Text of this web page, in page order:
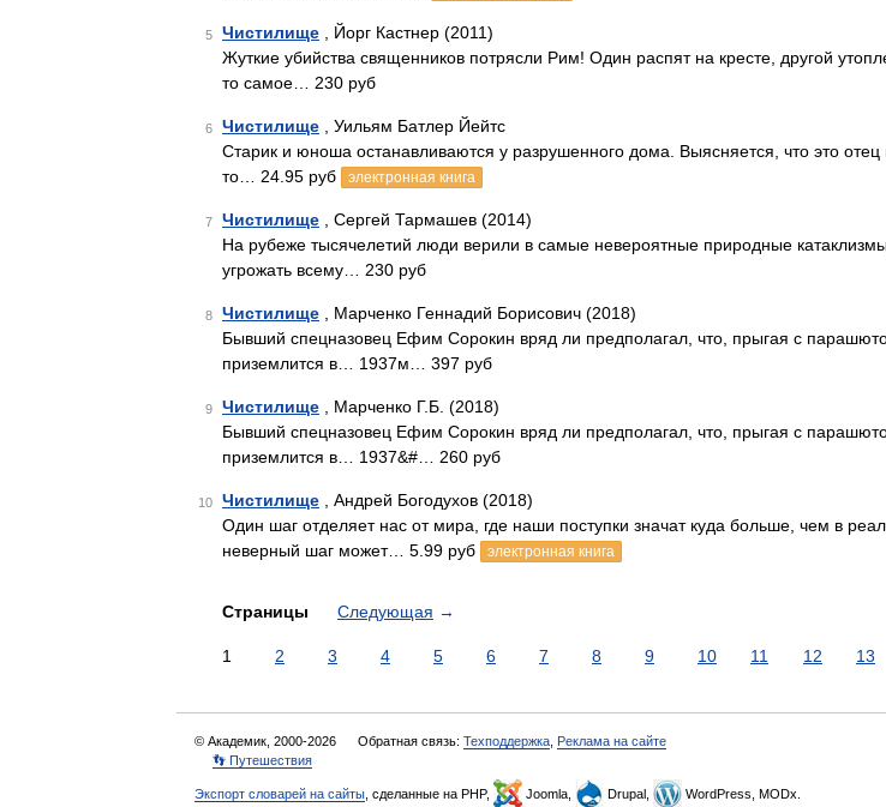
5 Чистилище , Йорг Кастнер (2011)
Жуткие убийства священников потрясли Рим! Один распят на кресте, другой
то самое… 230 руб
6 Чистилище , Уильям Батлер Йейтс
Старик и юноша останавливаются у разрушенного дома. Выясняется, что это отец
то… 24.95 руб
электронная книга
7 Чистилище , Сергей Тармашев (2014)
На рубеже тысячелетий люди верили в самые невероятные природные
угрожать всему… 230 руб
8 Чистилище , Марченко Геннадий Борисович (2018)
Бывший спецназовец Ефим Сорокин вряд ли предполагал, что, прыгая с
приземлится в… 1937­м… 397 руб
9 Чистилище , Марченко Г.Б. (2018)
Бывший спецназовец Ефим Сорокин вряд ли предполагал, что, прыгая с
приземлится в… 1937&#… 260 руб
10 Чистилище , Андрей Богодухов (2018)
Один шаг отделяет нас от мира, где наши поступки значат куда больше, чем в
неверный шаг может… 5.99 руб
электронная книга
Страницы Следующая →
1 2 3 4 5 6 7 8 9 10 11 12 13
© Академик, 2000-2026 Обратная связь: Техподдержка Реклама на сайте
👣 Путешествия
Экспорт словарей на сайты , сделанные на PHP, Joomla, Drupal, WordPress, MODx.